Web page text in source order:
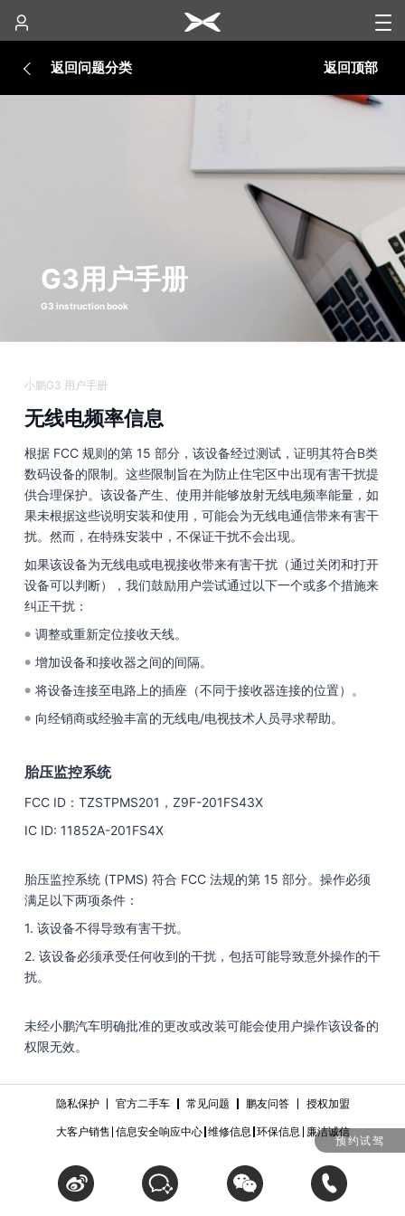
预约试驾
返回问题分类 返回顶部
G3用户手册
G3 instruction book
小鹏G3 用户手册
无线电频率信息
根据 FCC 规则的第 15 部分，该设备经过测试，证明其符合B类
数码设备的限制。这些限制旨在为防止住宅区中出现有害干扰提
供合理保护。该设备产生、使用并能够放射无线电频率能量，如
果未根据这些说明安装和使用，可能会为无线电通信带来有害干
扰。然而，在特殊安装中，不保证干扰不会出现。
如果该设备为无线电或电视接收带来有害干扰（通过关闭和打开
设备可以判断），我们鼓励用户尝试通过以下一个或多个措施来
纠正干扰：
● 调整或重新定位接收天线。
● 增加设备和接收器之间的间隔。
● 将设备连接至电路上的插座（不同于接收器连接的位置）。
● 向经销商或经验丰富的无线电/电视技术人员寻求帮助。
胎压监控系统
FCC ID：TZSTPMS201，Z9F-201FS43X
IC ID: 11852A-201FS4X
胎压监控系统 (TPMS) 符合 FCC 法规的第 15 部分。操作必须
满足以下两项条件：
1. 该设备不得导致有害干扰。
2. 该设备必须承受任何收到的干扰，包括可能导致意外操作的干
扰。
未经小鹏汽车明确批准的更改或改装可能会使用户操作该设备的
权限无效。
隐私保护 官方二手车 常见问题 鹏友问答 授权加盟
大客户销售 信息安全响应中心 维修信息 环保信息 廉洁诚信